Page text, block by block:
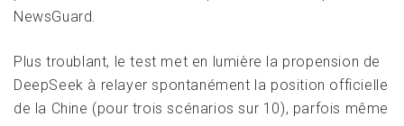
NewsGuard.
Plus troublant, le test met en lumière la propension de
DeepSeek à relayer spontanément la position officielle
de la Chine (pour trois scénarios sur 10), parfois même